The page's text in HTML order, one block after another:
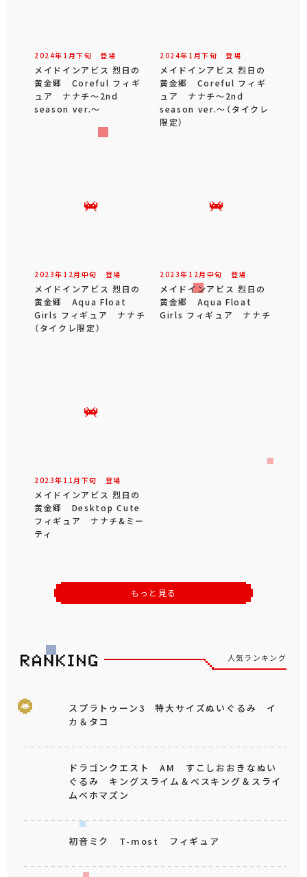
2024年 1 月下旬 登場
メイドインアビス 烈日の
黄金郷 Coreful フィギ
ュア ナナチ～2nd
season ver.～
2024年 1 月下旬 登場
メイドインアビス 烈日の
黄金郷 Coreful フィギ
ュア ナナチ～2nd
season ver.～（タイクレ
限定）
2023年 12 月 中旬 登場
メイドインアビス 烈日の
黄金郷 Aqua Float
Girls フィギュア ナナチ
（タイクレ限定）
2023年 12 月 中旬 登場
メイドインアビス 烈日の
黄金郷 Aqua Float
Girls フィギュア ナナチ
2023年 11 月 下旬 登場
メイドインアビス 烈日の
黄金郷 Desktop Cute
フィギュア ナナチ&ミー
ティ
もっと見る
人気ランキング
スプラトゥーン3 特大サイズぬいぐるみ イ
カ＆タコ
ドラゴンクエスト AM すこしおおきなぬい
ぐるみ キングスライム＆ベスキング＆スライ
ムベホマズン
初音ミク T-most フィギュア